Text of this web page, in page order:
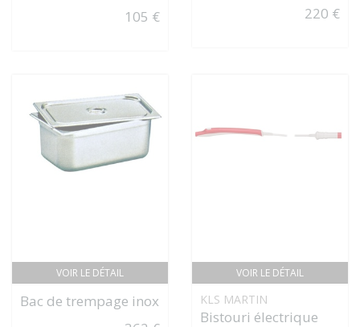
105 €
220 €
VOIR LE DÉTAIL
Bac de trempage inox
VOIR LE DÉTAIL
KLS MARTIN
Bistouri électrique